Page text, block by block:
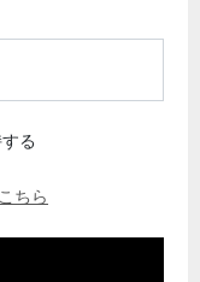
る
ちら